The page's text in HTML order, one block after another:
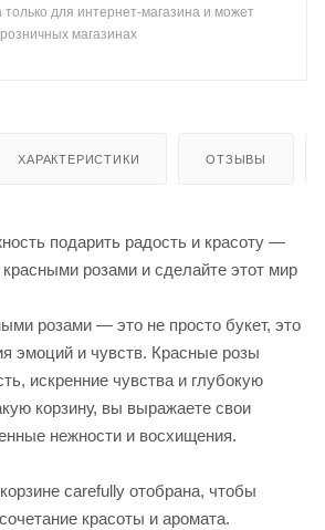
только для интернет-магазина и может
магазинах
ХАРАКТЕРИСТИКИ ОТЗЫВЫ
подарить радость и красоту —
розами и сделайте этот мир
розами — это не просто букет, это
эмоций и чувств. Красные розы
искренние чувства и глубокую
корзину, вы выражаете свои
нежности и восхищения.
carefully отобрана, чтобы
красоты и аромата.